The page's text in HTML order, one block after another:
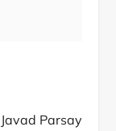
Javad Parsay